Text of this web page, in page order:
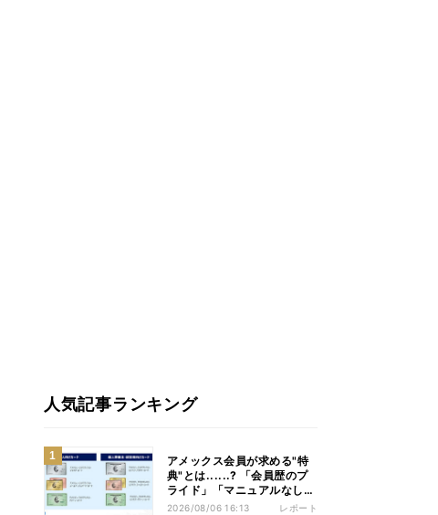
人気記事ランキング
アメックス会員が求める"特
典"とは......? 「会員歴のプ
ライド」「マニュアルなしの
コンシェルジュ」など担当者
2026/08/06 16:13 レポート